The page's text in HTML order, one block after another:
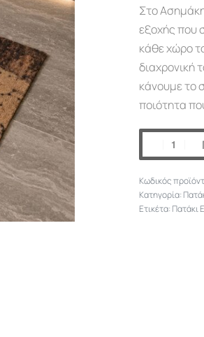
Στο
εξοχής που
κάθε χώρο
διαχρονική
κάνουμε το
ποιότητα
Κατηγορία:
Ετικέτα:Πατάκι